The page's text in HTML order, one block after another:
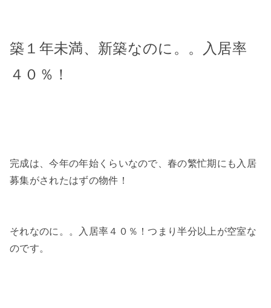
築１年未満、新築なのに。。入居率
４０％！
完成は、今年の年始くらいなので、春の繁忙期にも入居
募集がされたはずの物件！
それなのに。。入居率４０％！つまり半分以上が空室な
のです。